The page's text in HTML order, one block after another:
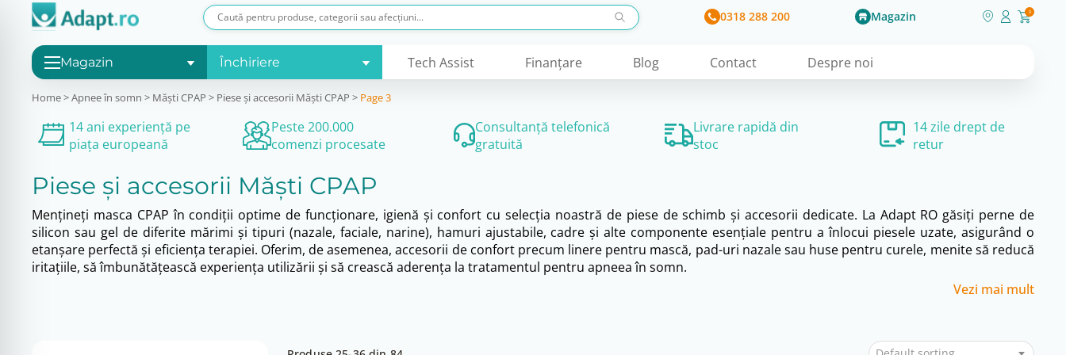
0318 288 200 Magazin 0
Magazin Închiriere Tech Assist Finanţare Blog Contact Despre noi
Home>Apnee în somn > Măşti CPAP > Piese și accesorii Măști CPAP > Page 3
14 ani experiență pe
piața europeană
Peste 200.000
comenzi procesate
Consultanță telefonică
gratuită
Livrare rapidă din
stoc
14 zile drept de
retur
Piese și accesorii Măști CPAP
Mențineți masca CPAP în condiții optime de funcționare, igienă și confort cu selecția noastră de piese de schimb și accesorii dedicate. La Adapt RO găsiți perne de
silicon sau gel de diferite mărimi și tipuri (nazale, faciale, narine), hamuri ajustabile, cadre și alte componente esențiale pentru a înlocui piesele uzate, asigurând o
etanșare perfectă și eficiența terapiei. Oferim, de asemenea, accesorii de confort precum linere pentru mască, pad-uri nazale sau huse pentru curele, menite să reducă
iritațiile, să îmbunătățească experiența utilizării și să crească aderența la tratamentul pentru apneea în somn.
Vezi mai mult